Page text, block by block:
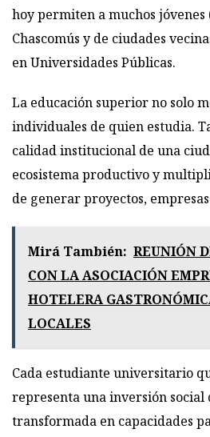
hoy permiten a muchos jóvenes
Chascomús y de ciudades
en Universidades Públicas.
La educación superior no solo
individuales de quien estudia.
calidad institucional de una
ecosistema productivo y
de generar proyectos,
Mirá También: REUNIÓN
CON LA ASOCIACIÓN
HOTELERA
LOCALES
Cada estudiante universitario
representa una inversión social
transformada en capacidades